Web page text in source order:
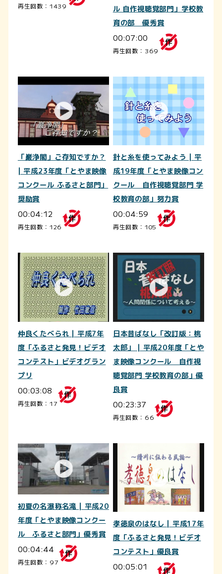
再生回数：1439
ル 自作視聴覚部門」学校教
育の部 優秀賞
00:07:00
再生回数：369
「巖浄閣」ご存知ですか？
| 平成23年度「とやま映像
コンクール ふるさと部門」
奨励賞
00:04:12
再生回数：126
針と糸を使ってみよう | 平
成19年度「とやま映像コン
クール 自作視聴覚部門 学
校教育の部」努力賞
00:04:59
再生回数：105
仲良くたべられ | 平成7年
度「ふるさと発見！ビデオ
コンテスト」ビデオグラン
プリ
00:03:08
再生回数：17
日本昔ばなし「改訂版：桃
太郎」 | 平成20年度「とや
ま映像コンクール 自作視
聴覚部門 学校教育の部」優
良賞
00:23:37
再生回数：66
初夏の名瀑称名滝 | 平成20
年度「とやま映像コンクー
ル ふるさと部門」優秀賞
00:04:44
再生回数：97
孝徳泉のはなし | 平成17年
度「ふるさと発見！ビデオ
コンテスト」優良賞
00:05:01